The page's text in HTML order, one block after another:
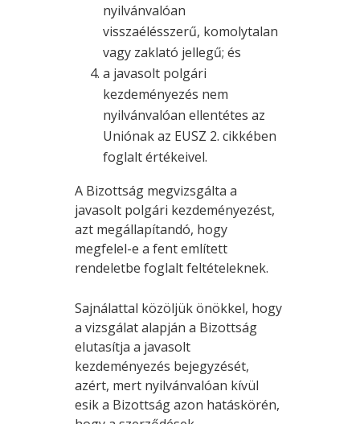
nyilvánvalóan
visszaélésszerű, komolytalan
vagy zaklató jellegű; és
a javasolt polgári
kezdeményezés nem
nyilvánvalóan ellentétes az
Uniónak az EUSZ 2. cikkében
foglalt értékeivel.
A Bizottság megvizsgálta a
javasolt polgári kezdeményezést,
azt megállapítandó, hogy
megfelel-e a fent említett
rendeletbe foglalt feltételeknek.
Sajnálattal közöljük önökkel, hogy
a vizsgálat alapján a Bizottság
elutasítja a javasolt
kezdeményezés bejegyzését,
azért, mert nyilvánvalóan kívül
esik a Bizottság azon hatáskörén,